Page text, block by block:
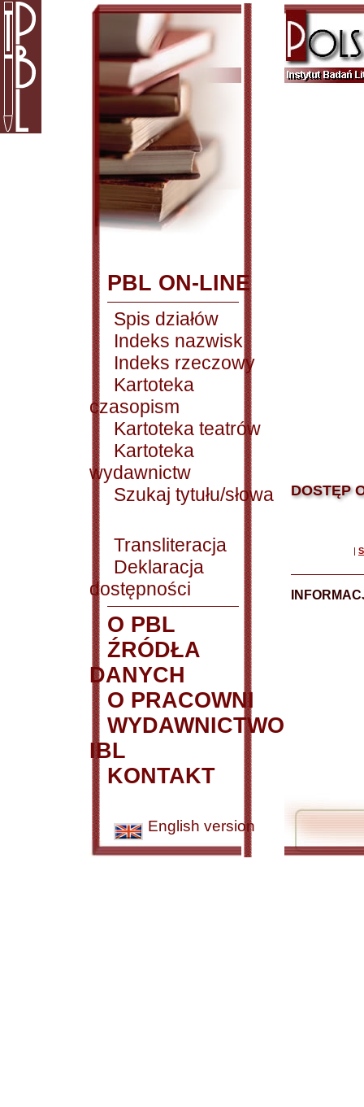
PBL ON-LINE
Spis działów
Indeks nazwisk
Indeks rzeczowy
Kartoteka
czasopism
Kartoteka teatrów
Kartoteka
wydawnictw
Szukaj tytułu/słowa
Transliteracja
Deklaracja
dostępności
O PBL
ŹRÓDŁA
DANYCH
O PRACOWNI
WYDAWNICTWO
IBL
KONTAKT
English version
DOSTĘP
|